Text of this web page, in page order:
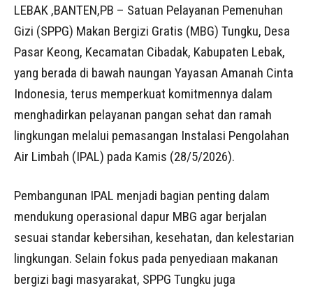
LEBAK ,BANTEN,PB – Satuan Pelayanan Pemenuhan
Gizi (SPPG) Makan Bergizi Gratis (MBG) Tungku, Desa
Pasar Keong, Kecamatan Cibadak, Kabupaten Lebak,
yang berada di bawah naungan Yayasan Amanah Cinta
Indonesia, terus memperkuat komitmennya dalam
menghadirkan pelayanan pangan sehat dan ramah
lingkungan melalui pemasangan Instalasi Pengolahan
Air Limbah (IPAL) pada Kamis (28/5/2026).
Pembangunan IPAL menjadi bagian penting dalam
mendukung operasional dapur MBG agar berjalan
sesuai standar kebersihan, kesehatan, dan kelestarian
lingkungan. Selain fokus pada penyediaan makanan
bergizi bagi masyarakat, SPPG Tungku juga